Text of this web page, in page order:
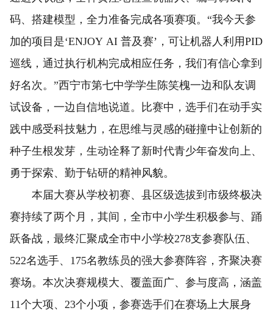
码、搭建模型，全力准备完成各项赛项。“我今天参
加的项目是‘ENJOY AI 普及赛’，可让机器人利用PID
巡线，通过执行机构完成相应任务，我们有信心拿到
好名次。”西宁市第七中学学生陈笑槐一边和队友调
试设备，一边自信地说道。比赛中，选手们在动手实
践中感受科技魅力，在思维与灵感的碰撞中让创新的
种子生根发芽，生动诠释了新时代青少年奋发向上、
勇于探索、勤于钻研的精神风貌。
本届大赛从学校初赛、县区级选拔到市级终极决
赛持续了两个月，其间，全市中小学生积极参与、踊
跃备战，最终汇聚成全市中小学校278支参赛队伍、
522名选手、175名教练员的强大参赛阵容，齐聚决赛
赛场。本次决赛规模大、覆盖面广、参与度高，涵盖
11个大项、23个小项，参赛选手们在赛场上大展身